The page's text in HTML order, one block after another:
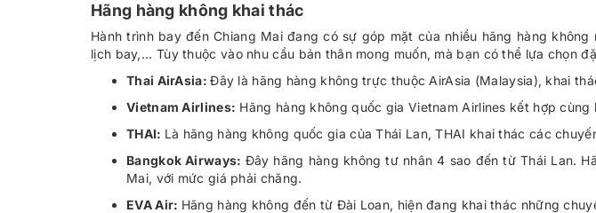
Hãng hàng không khai thác
Hành trình bay đến Chiang Mai đang có sự góp mặt của nhiều hãng hàng
lịch bay,... Tùy thuộc vào nhu cầu bản thân mong muốn, mà bạn có thể lựa chọn
Thai AirAsia:Đây là hãng hàng không trực thuộc AirAsia (Malaysia), khai
Vietnam Airlines: Hãng hàng không quốc gia Vietnam Airlines kết hợp
THAI: Là hãng hàng không quốc gia của Thái Lan, THAI khai thác các
Bangkok Airways: Đây hãng hàng không tư nhân 4 sao đến từ Thái Lan.
Mai, với mức giá phải chăng.
EVA Air: Hãng hàng không đến từ Đài Loan, hiện đang khai thác những